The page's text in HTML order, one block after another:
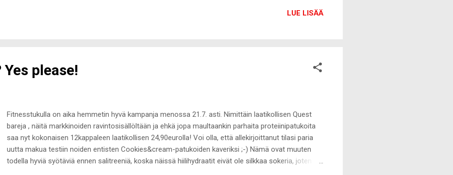
Lookfantastic , joiden kautta tilaan lähes kaiken kosmetiikan sekä meikki- ja hiustuotteeni. Nyt kun
LUE LISÄÄ
please!
Fitnesstukulla on aika hemmetin hyvä kampanja menossa 21.7. asti. Nimittäin laatikollisen Quest
bareja , näitä markkinoiden ravintosisällöltään ja ehkä jopa maultaankin parhaita proteiinipatukoita
saa nyt kokonaisen 12kappaleen laatikollisen 24,90eurolla! Voi olla, että allekirjoittanut tilasi paria
uutta makua testiin noiden entisten Cookies&cream-patukoiden kaveriksi ;-) Nämä ovat muuten
todella hyviä syötäviä ennen salitreeniä, koska näissä hiilihydraatit eivät ole silkkaa sokeria, joten